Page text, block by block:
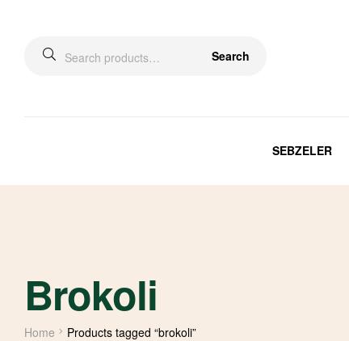
Search
SEBZELER
Brokoli
Home Products tagged “brokoli”